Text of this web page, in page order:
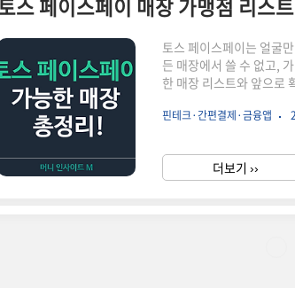
토스 페이스페이는 얼굴
든 매장에서 쓸 수 없고,
한 매장 리스트와 앞으로
특히 젊은 고객층을 중심
작한 서비스는 점차 카페
영이 진행 중이며, 특히
핀테크·간편결제·금융앱
더보기 ››